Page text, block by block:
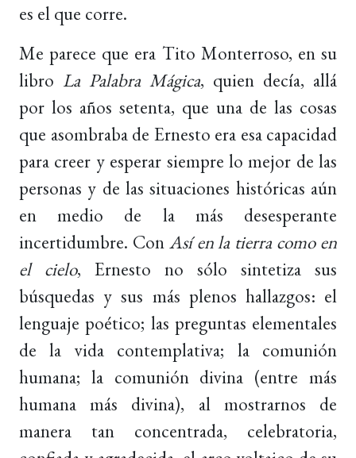
es el que corre.
Me parece que era Tito Monterroso, en su
libro La Palabra Mágica, quien decía, allá
por los años setenta, que una de las cosas
que asombraba de Ernesto era esa capacidad
para creer y esperar siempre lo mejor de las
personas y de las situaciones históricas aún
en medio de la más desesperante
incertidumbre. Con Así en la tierra como en
el cielo, Ernesto no sólo sintetiza sus
búsquedas y sus más plenos hallazgos: el
lenguaje poético; las preguntas elementales
de la vida contemplativa; la comunión
humana; la comunión divina (entre más
humana más divina), al mostrarnos de
manera tan concentrada, celebratoria,